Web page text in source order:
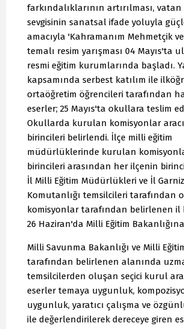
farkındalıklarının artırılması,
sevgisinin sanatsal ifade yoluyla
amacıyla 'Kahramanım Mehmetçik
temalı resim yarışması 04 Mayıs'ta
resmi eğitim kurumlarında başladı.
kapsamında serbest katılım ile
ortaöğretim öğrencileri tarafından
eserler; 25 Mayıs'ta okullara teslim
Okullarda kurulan komisyonlar
birincileri belirlendi. İlçe milli eğitim
müdürlüklerinde kurulan
birincileri arasından her ilçenin
İl Milli Eğitim Müdürlükleri ve İl
Komutanlığı temsilcileri tarafından
komisyonlar tarafından belirlenen il
26 Haziran'da Milli Eğitim
Milli Savunma Bakanlığı ve Milli
tarafından belirlenen alanında
temsilcilerden oluşan seçici kurul
eserler temaya uygunluk,
uygunluk, yaratıcı çalışma ve
ile değerlendirilerek dereceye giren